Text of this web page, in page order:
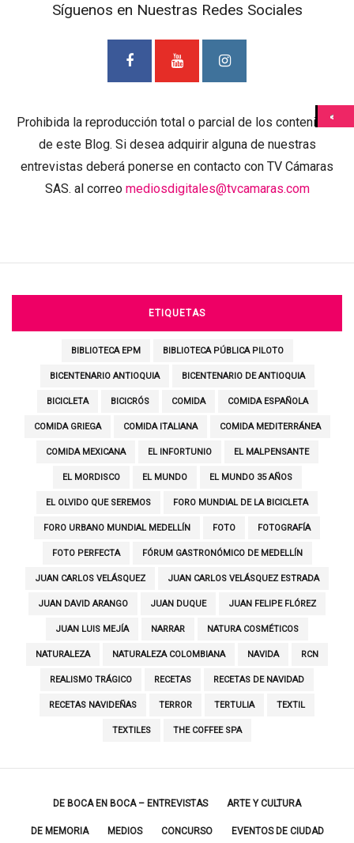
Síguenos en Nuestras Redes Sociales
Prohibida la reproducción total o parcial de los contenidos
de este Blog. Si desea adquirir alguna de nuestras
entrevistas deberá ponerse en contacto con TV Cámaras
SAS. al correo mediosdigitales@tvcamaras.com
ETIQUETAS
BIBLIOTECA EPM BIBLIOTECA PÚBLICA PILOTO
BICENTENARIO ANTIOQUIA BICENTENARIO DE ANTIOQUIA
BICICLETA BICICRÓS COMIDA COMIDA ESPAÑOLA
COMIDA GRIEGA COMIDA ITALIANA COMIDA MEDITERRÁNEA
COMIDA MEXICANA EL INFORTUNIO EL MALPENSANTE
EL MORDISCO EL MUNDO EL MUNDO 35 AÑOS
EL OLVIDO QUE SEREMOS FORO MUNDIAL DE LA BICICLETA
FORO URBANO MUNDIAL MEDELLÍN FOTO FOTOGRAFÍA
FOTO PERFECTA FÓRUM GASTRONÓMICO DE MEDELLÍN
JUAN CARLOS VELÁSQUEZ JUAN CARLOS VELÁSQUEZ ESTRADA
JUAN DAVID ARANGO JUAN DUQUE JUAN FELIPE FLÓREZ
JUAN LUIS MEJÍA NARRAR NATURA COSMÉTICOS
NATURALEZA NATURALEZA COLOMBIANA NAVIDA RCN
REALISMO TRÁGICO RECETAS RECETAS DE NAVIDAD
RECETAS NAVIDEÑAS TERROR TERTULIA TEXTIL
TEXTILES THE COFFEE SPA
DE BOCA EN BOCA – ENTREVISTAS ARTE Y CULTURA
DE MEMORIA MEDIOS CONCURSO EVENTOS DE CIUDAD